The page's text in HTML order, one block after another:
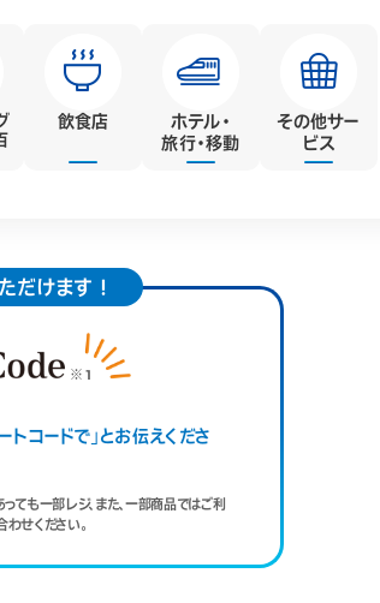
飲食店
ホテル・
旅行・移動
その他サー
ビス
だけます！
トコードで」とお伝えくださ
ても一部レジ、また、一部商品ではご利
せください。